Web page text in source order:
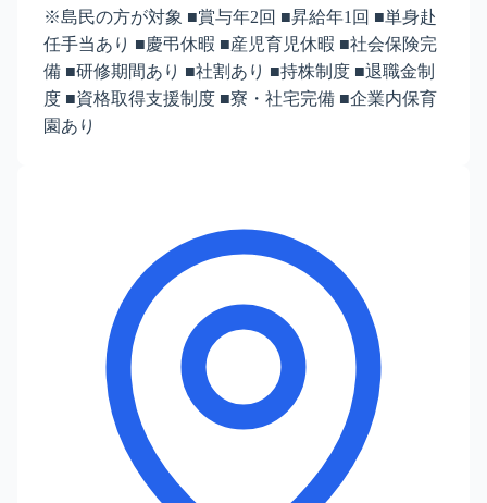
※島民の方が対象 ■賞与年2回 ■昇給年1回 ■単身赴
任手当あり ■慶弔休暇 ■産児育児休暇 ■社会保険完
備 ■研修期間あり ■社割あり ■持株制度 ■退職金制
度 ■資格取得支援制度 ■寮・社宅完備 ■企業内保育
園あり